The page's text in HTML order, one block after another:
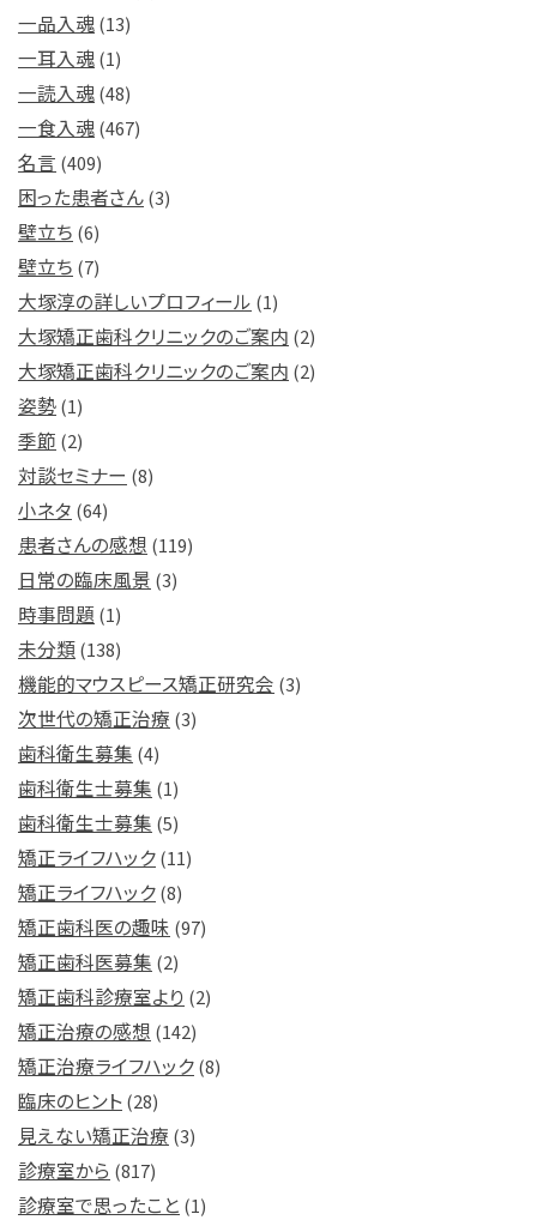
一品入魂(13)
一耳入魂(1)
一読入魂(48)
一食入魂(467)
名言 (409)
困った患者さん(3)
壁立ち (6)
壁立ち (7)
大塚淳の詳しいプロフィール (1)
大塚矯正歯科クリニックのご案内 (2)
大塚矯正歯科クリニックのご案内 (2)
姿勢(1)
季節 (2)
対談セミナー (8)
小ネタ (64)
患者さんの感想 (119)
日常の臨床風景 (3)
時事問題 (1)
未分類(138)
機能的マウスピース矯正研究会 (3)
次世代の矯正治療 (3)
歯科衛生募集 (4)
歯科衛生士募集 (1)
歯科衛生士募集 (5)
矯正ライフハック(11)
矯正ライフハック(8)
矯正歯科医の趣味 (97)
矯正歯科医募集 (2)
矯正歯科診療室より (2)
矯正治療の感想 (142)
矯正治療ライフハック(8)
臨床のヒント(28)
見えない矯正治療 (3)
診療室から (817)
診療室で思ったこと (1)